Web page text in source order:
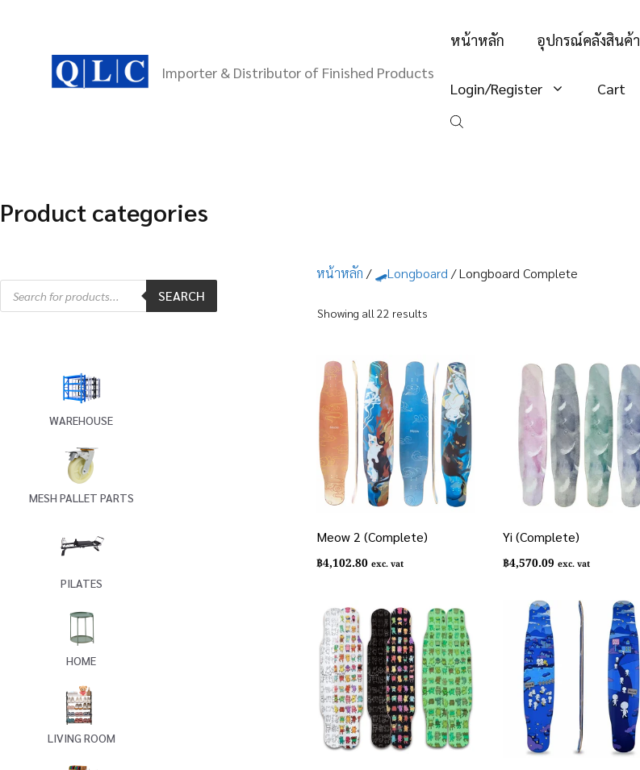
Importer & Distributor of Finished Products
หน้าหลัก อุปกรณ์คลังสินค้า
Login/Register Cart
หน้าหลัก / 🛹Longboard / Longboard Complete
Showing all 22 resultsSorted
Meow 2 (Complete)
฿4,102.80 exc. vat
Yi (Complete)
฿4,570.09 exc. vat
Product categories
Products
search SEARCH
WAREHOUSE
MESH PALLET PARTS
PILATES
HOME
LIVING ROOM